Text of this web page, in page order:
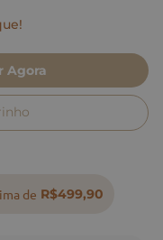
Agora
de R$499,90